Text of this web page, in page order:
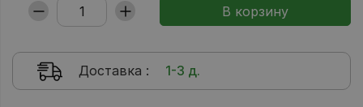
Доставка : 1-3 д.